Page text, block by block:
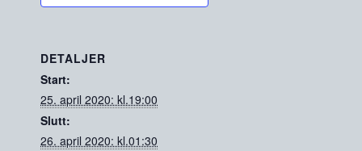
DETALJER
Start:
25. april 2020: kl.19:00
Slutt:
26. april 2020: kl.01:30